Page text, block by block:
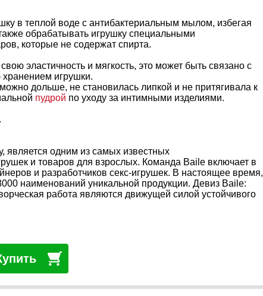
в теплой воде с антибактериальным мылом, избегая
обрабатывать игрушку специальными
которые не содержат спирта.
эластичность и мягкость, это может быть связано с
игрушки.
дольше, не становилась липкой и не притягивала к
пудрой по уходу за интимными изделиями.
является одним из самых известных
и товаров для взрослых. Команда Baile включает в
и разработчиков секс-игрушек. В настоящее время,
наименований уникальной продукции. Девиз Baile:
работа являются движущей силой устойчивого